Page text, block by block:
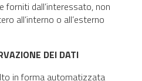
forniti dall’interessato, non
all’interno o all’esterno
DEI DATI
in forma automatizzata